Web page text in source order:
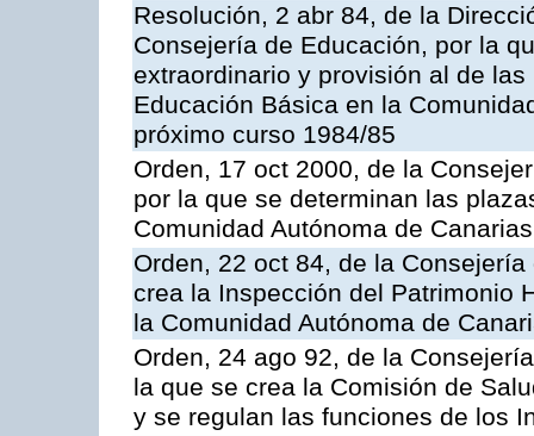
Resolución, 2 abr 84, de la
Consejería de Educación, por la
extraordinario y provisión al de
Educación Básica en la
próximo curso 1984/85
Orden, 17 oct 2000, de la
por la que se determinan las
Comunidad Autónoma de Canarias
Orden, 22 oct 84, de la
crea la Inspección del Patrimonio
la Comunidad Autónoma de
Orden, 24 ago 92, de la
la que se crea la Comisión de
y se regulan las funciones de los